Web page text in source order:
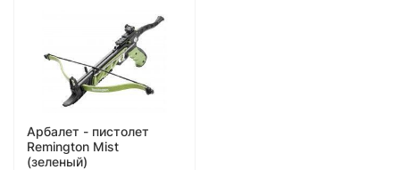
Арбалет - пистолет
Remington Mist
(зеленый)